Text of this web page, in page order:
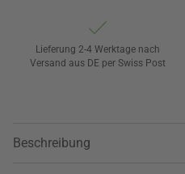
Lieferung 2-4 Werktage nach
Versand aus DE per Swiss Post
Beschreibung